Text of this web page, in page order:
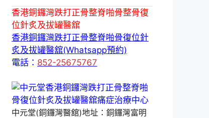
香港銅鑼灣跌打正骨整脊啪骨整骨復
位針炙及拔罐醫舘
香港銅鑼灣跌打正骨整脊啪骨復位針
炙及拔罐醫舘(Whatsapp預約)
電話： 852-25675767
中元堂(銅鑼灣醫舘)地址：銅鑼灣富明